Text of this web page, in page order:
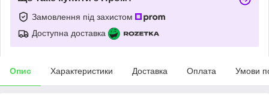
Замовлення під захистом
Доступна доставка
Опис Характеристики Доставка Оплата Умови